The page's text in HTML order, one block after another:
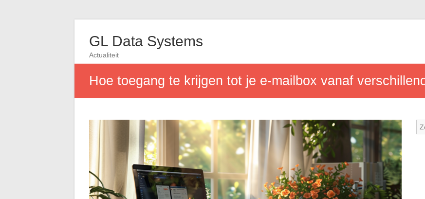
GL Data Systems
Actualiteit
Hoe toegang te krijgen tot je e-mailbox vanaf